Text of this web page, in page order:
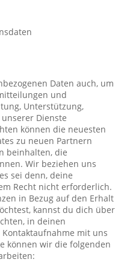
Daten auch, um
und
Unterstützung,
Dienste
können die neuesten
zu neuen Partnern
beinhalten, die
Wir beziehen uns
sei denn, deine
Recht nicht erforderlich.
in Bezug auf den Erhalt
kannst du dich über
in deinen
mit uns
können wir die folgenden